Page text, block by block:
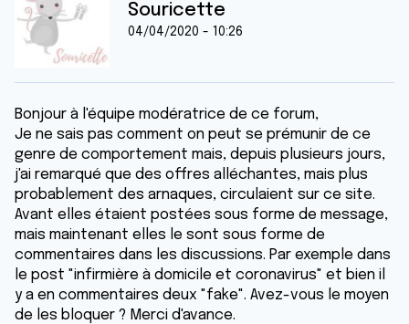
Souricette
04/04/2020 - 10:26
Bonjour à l'équipe modératrice de ce forum,
Je ne sais pas comment on peut se prémunir de ce
genre de comportement mais, depuis plusieurs jours,
j'ai remarqué que des offres alléchantes, mais plus
probablement des arnaques, circulaient sur ce site.
Avant elles étaient postées sous forme de message,
mais maintenant elles le sont sous forme de
commentaires dans les discussions. Par exemple dans
le post "infirmière à domicile et coronavirus" et bien il
y a en commentaires deux "fake". Avez-vous le moyen
de les bloquer ? Merci d'avance.